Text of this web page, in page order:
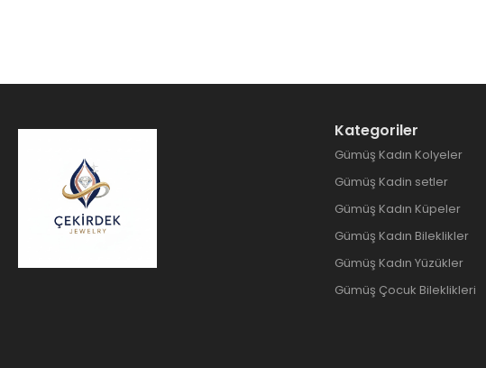
Kategoriler
Gümüş Kadın Kolyeler
Gümüş Kadin setler
Gümüş Kadın Küpeler
Gümüş Kadın Bileklikler
Gümüş Kadın Yüzükler
Gümüş Çocuk Bileklikleri